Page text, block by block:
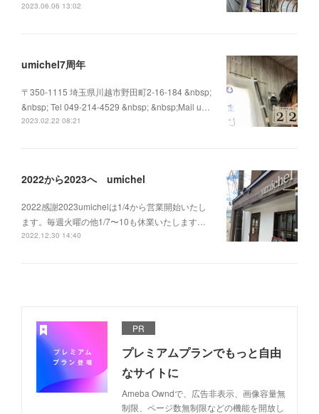
2023.06.06 13:02
umichel7周年
〒350-1115 埼玉県川越市野田町2-16-184 &nbsp;
&nbsp; Tel 049-214-4529 &nbsp; &nbsp;Mail u…
2023.02.22 08:21
2022から2023へ umichel
2022感謝2023umichelは1/4から営業開始いたし
ます。毎週火曜の他1/7〜10も休業いたします…
2022.12.30 14:40
PR
プレミアムプランでもっと自由
なサイトに
Ameba Owndで、広告非表示、画像容量無
制限、ページ数無制限などの機能を開放し